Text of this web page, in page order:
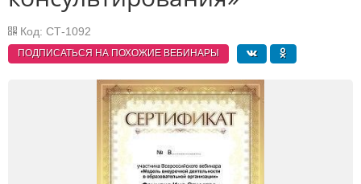
Код: СТ-1092
ПОДПИСАТЬСЯ НА ПОХОЖИЕВЕБИНАРЫ